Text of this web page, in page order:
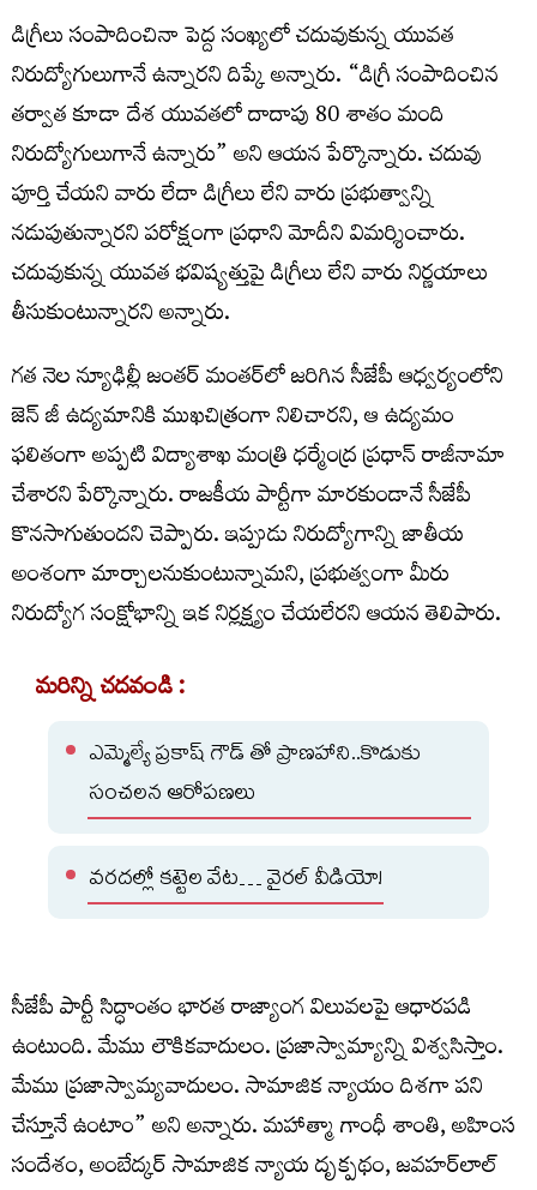
డిగ్రీలు సంపాదించినా పెద్ద సంఖ్యలో చదువుకున్న యువత
నిరుద్యోగులుగానే ఉన్నారని దిప్కే అన్నారు. “డిగ్రీ సంపాదించిన
తర్వాత కూడా దేశ యువతలో దాదాపు 80 శాతం మంది
నిరుద్యోగులుగానే ఉన్నారు” అని ఆయన పేర్కొన్నారు. చదువు
పూర్తి చేయని వారు లేదా డిగ్రీలు లేని వారు ప్రభుత్వాన్ని
నడుపుతున్నారని పరోక్షంగా ప్రధాని మోదీని విమర్శించారు.
చదువుకున్న యువత భవిష్యత్తుపై డిగ్రీలు లేని వారు నిర్ణయాలు
తీసుకుంటున్నారని అన్నారు.
గత నెల న్యూఢిల్లీ జంతర్ మంతర్‌లో జరిగిన సీజేపీ ఆధ్వర్యంలోని
జెన్ జీ ఉద్యమానికి ముఖచిత్రంగా నిలిచారని, ఆ ఉద్యమం
ఫలితంగా అప్పటి విద్యాశాఖ మంత్రి ధర్మేంద్ర ప్రధాన్ రాజీనామా
చేశారని పేర్కొన్నారు. రాజకీయ పార్టీగా మారకుండానే సీజేపీ
కొనసాగుతుందని చెప్పారు. ఇప్పుడు నిరుద్యోగాన్ని జాతీయ
అంశంగా మార్చాలనుకుంటున్నామని, ప్రభుత్వంగా మీరు
నిరుద్యోగ సంక్షోభాన్ని ఇక నిర్లక్ష్యం చేయలేరని ఆయన తెలిపారు.
మరిన్ని చదవండి :
ఎమ్మెల్యే ప్రకాష్ గౌడ్ తో ప్రాణహాని..కొడుకు
సంచలన ఆరోపణలు
వరదల్లో కట్టెల వేట… వైరల్ వీడియో!
సీజేపీ పార్టీ సిద్ధాంతం భారత రాజ్యాంగ విలువలపై ఆధారపడి
ఉంటుంది. మేము లౌకికవాదులం. ప్రజాస్వామ్యాన్ని విశ్వసిస్తాం.
మేము ప్రజాస్వామ్యవాదులం. సామాజిక న్యాయం దిశగా పని
చేస్తూనే ఉంటాం” అని అన్నారు. మహాత్మా గాంధీ శాంతి, అహింస
సందేశం, అంబేద్కర్ సామాజిక న్యాయ దృక్పథం, జవహర్‌లాల్